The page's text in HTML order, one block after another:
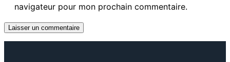
navigateur pour mon prochain commentaire.